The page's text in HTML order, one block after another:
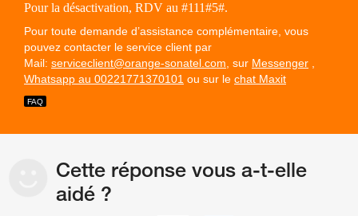
Pour la désactivation, RDV au #111#5#.
Pour toute demande d’assistance complémentaire, vous
pouvez contacter le service client par
Mail: serviceclient@orange-sonatel.com , sur Messenger
Whatsapp au 00221771370101 ou sur le chat Maxit
Cette réponse vous a-t-elle
aidé ?